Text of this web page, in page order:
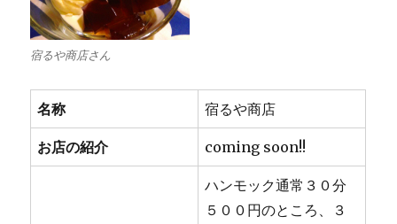
宿るや商店さん
名称 宿るや商店
お店の紹介 coming soon!!
ハンモック通常３０分
５００円のところ、３